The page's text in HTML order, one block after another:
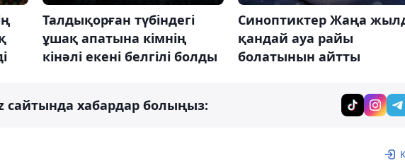
Талдықорған түбіндегі
ұшақ апатына кімнің
кінәлі екені белгілі болды
Синоптиктер Жаңа
қандай ауа райы
болатынын айтты
хабардар болыңыз: